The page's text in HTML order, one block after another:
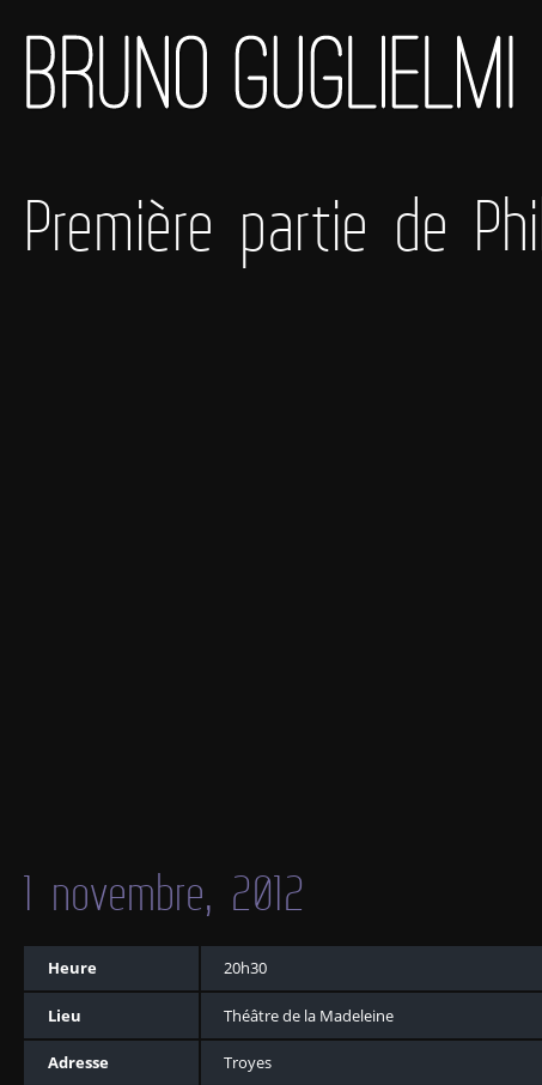
Première partie de
1 novembre, 2012
Heure 20h30
Lieu Théâtre de la Madeleine
Adresse Troyes